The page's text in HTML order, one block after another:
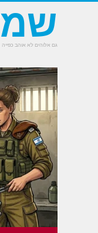
שמ
גם אלוהים לא אוהב כפייה